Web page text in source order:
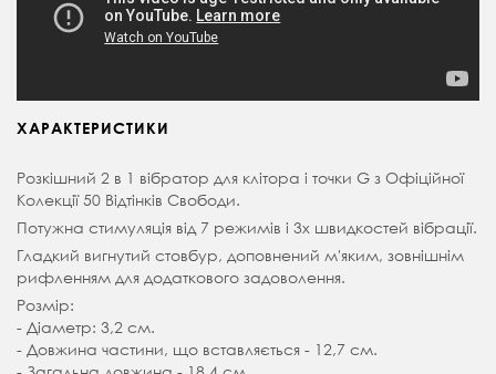
ХАРАКТЕРИСТИКИ
Розкішний 2 в 1 вібратор для клітора і точки G з Офіційної
Колекції 50 Відтінків Свободи.
Потужна стимуляція від 7 режимів і 3х швидкостей вібрації.
Гладкий вигнутий стовбур, доповнений м'яким, зовнішнім
рифленням для додаткового задоволення.
Розмір:
- Діаметр: 3,2 см.
- Довжина частини, що вставляється - 12,7 см.